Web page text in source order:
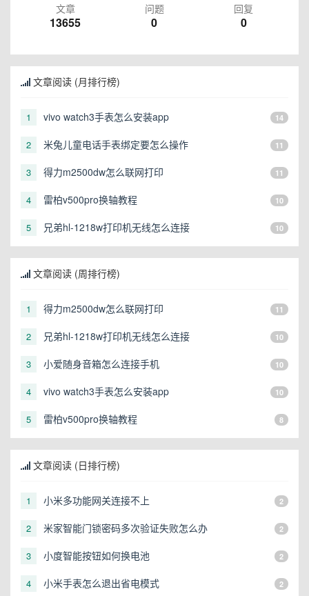
文章
13655
问题
0
回复
0
文章阅读 (月排行榜)
1 vivo watch3手表怎么安装app 14
2 米兔儿童电话手表绑定要怎么操作 11
3 得力m2500dw怎么联网打印 11
4 雷柏v500pro换轴教程 10
5 兄弟hl-1218w打印机无线怎么连接 10
文章阅读 (周排行榜)
1 得力m2500dw怎么联网打印 11
2 兄弟hl-1218w打印机无线怎么连接 10
3 小爱随身音箱怎么连接手机 10
4 vivo watch3手表怎么安装app 10
5 雷柏v500pro换轴教程 8
文章阅读 (日排行榜)
1 小米多功能网关连接不上 2
2 米家智能门锁密码多次验证失败怎么办 2
3 小度智能按钮如何换电池 2
4 小米手表怎么退出省电模式 2